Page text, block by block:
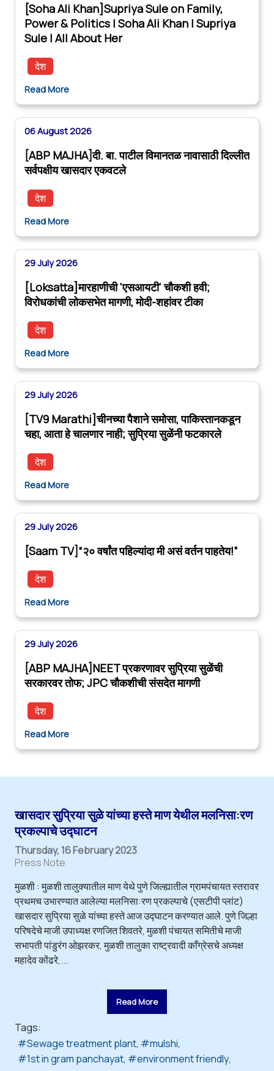
[Soha Ali Khan]Supriya Sule on Family,
Power & Politics | Soha Ali Khan | Supriya
Sule | All About Her
देश
Read More
06 August 2026
[ABP MAJHA]दी. बा. पाटील विमानतळ नावासाठी दिल्लीत
सर्वपक्षीय खासदार एकवटले
देश
Read More
29 July 2026
[Loksatta]मारहाणीची 'एसआयटी' चौकशी हवी;
विरोधकांची लोकसभेत मागणी, मोदी-शहांवर टीका
देश
Read More
29 July 2026
[TV9 Marathi]चीनच्या पैशाने समोसा, पाकिस्तानकडून
चहा, आता हे चालणार नाही; सुप्रिया सुळेंनी फटकारले
देश
Read More
29 July 2026
[Saam TV]“२० वर्षांत पहिल्यांदा मी असं वर्तन पाहतेय!”
देश
Read More
29 July 2026
[ABP MAJHA]NEET प्रकरणावर सुप्रिया सुळेंची
सरकारवर तोफ; JPC चौकशीची संसदेत मागणी
देश
Read More
खासदार सुप्रिया सुळे यांच्या हस्ते माण येथील मलनिसा:रण
प्रकल्पाचे उद्घाटन
Thursday, 16 February 2023
Press Note
मुळशी : मुळशी तालुक्यातील माण येथे पुणे जिल्ह्यातील ग्रामपंचायत स्तरावर
प्रथमच उभारण्यात आलेल्या मलनिसा:रण प्रकल्पाचे (एसटीपी प्लांट)
खासदार सुप्रिया सुळे यांच्या हस्ते आज उद्घाटन करण्यात आले. पुणे जिल्हा
परिषदेचे माजी उपाध्यक्ष रणजित शिवतरे, मुळशी पंचायत समितीचे माजी
सभापती पांडुरंग ओझरकर, मुळशी तालुका राष्ट्रवादी काँग्रेसचे अध्यक्ष
महादेव कोंढरे,...
Read More
Tags:
Sewage treatment plant
mulshi
1st in gram panchayat
environment friendly